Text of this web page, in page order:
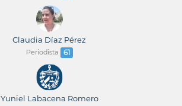
Claudia Díaz Pérez
Periodista 61
Yuniel Labacena Romero